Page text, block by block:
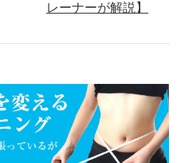
レーナーが解説】